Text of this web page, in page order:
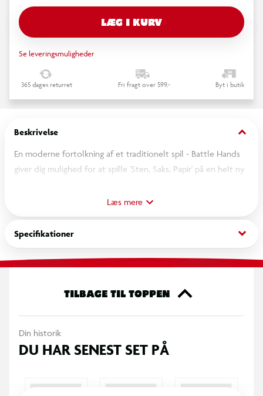
LÆG I KURV
Se leveringsmuligheder
365 dages returret Fri fragt over 599,- Byt i butik
Beskrivelse keyboard_arrow_down
En moderne fortolkning af et traditionelt spil - Battle Hands
giver dig mulighed for at spille 'Sten, Saks, Papir' på en helt ny
saks eller papir og give timer af familiesjov.
OBS! Varen er assorteret, og en bestemt variant kan ikke
garanteres.
Læs mere
Specifikationer keyboard_arrow_down
TILBAGE TIL TOPPEN
Din historik
DU HAR SENEST SET PÅ